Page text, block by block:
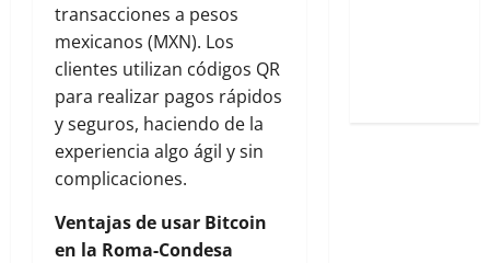
transacciones a pesos
mexicanos (MXN). Los
clientes utilizan códigos QR
para realizar pagos rápidos
y seguros, haciendo de la
experiencia algo ágil y sin
complicaciones.
Ventajas de usar Bitcoin
en la Roma-Condesa